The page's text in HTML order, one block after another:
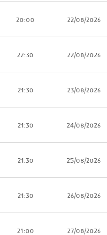
22/08/2026
20:00
22/08/2026
22:30
23/08/2026
21:30
24/08/2026
21:30
25/08/2026
21:30
26/08/2026
21:30
27/08/2026
21:00